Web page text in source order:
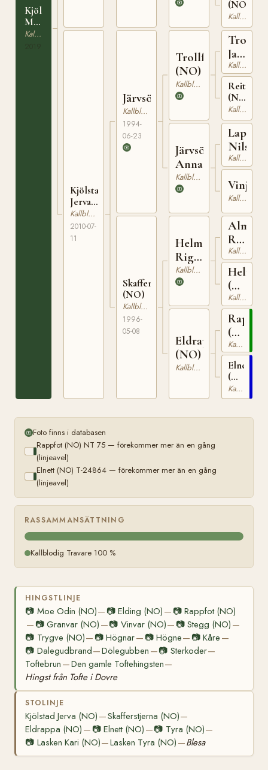
Kjölstad
Modin
(NO)
Kallblodig Travare
Kjölstad
Jerva
(NO)Kallblodig Travare
2010-07-
11
Järvsöfaks
Kallblodig Travare
1994-
06-23
Skafferstjerna
(NO)
Kallblodig Travare
1996-
05-08
Trollfaks
(NO)
Kallblodig Travare
Järvsö
Anna
Kallblodig Travare
Helmin
Rigel
(NO)
Kallblodig Travare
Eldrappa
(NO)
Kallblodig Travare
(NO)
Kallblodig Travare
Troll
Jahn
(NO)
Kallblodig Travare
Reitlisa
(NO)
T-
23099
Kallblodig Travare
Lapp
Nils
Kallblodig Travare
Kallblodig Travare
Alm
Rigel
(NO)
Kallblodig Travare
Helmi
(NO)
T-
23219
Kallblodig Travare
(NO)
NT
75
Kallblodig Travare
Elnett
(NO)
T-
24864
Kallblodig Travare
Foto finns i databasen
Rappfot (NO) NT 75 — förekommer mer än en gång
(linjeavel)
Elnett (NO) T-24864 — förekommer mer än en gång
(linjeavel)
RASSAMMANSÄTTNING
Kallblodig Travare 100 %
HINGSTLINJE
📷 Moe Odin (NO)— 📷Elding (NO) — 📷 Rappfot (NO)
— 📷Granvar (NO) —📷 Vinvar (NO)— 📷Stegg (NO) —
📷 Trygve (NO)— 📷Högnar— 📷 Högne— 📷 Kåre —
📷 Dalegudbrand—Dölegubben —📷 Sterkoder—
Toftebrun —Den gamle Toftehingsten—
Hingst från Tofte i Dovre
STOLINJE
Kjölstad Jerva (NO) —Skafferstjerna (NO)—
Eldrappa (NO) — 📷Elnett (NO) —📷 Tyra (NO)—
📷 Lasken Kari (NO)—Lasken Tyra (NO) —Blesa